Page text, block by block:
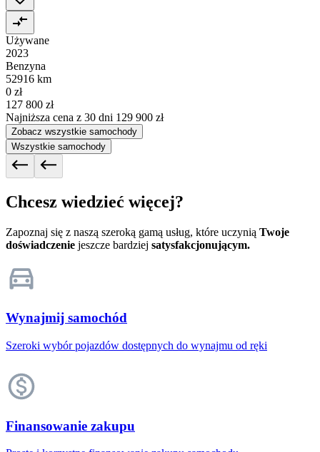
Używane
2023
Benzyna
52916 km
0 zł
127 800 zł
Najniższa cena z 30 dni 129 900 zł
Zobacz wszystkie samochody
Wszystkie samochody
Chcesz wiedzieć więcej?
Zapoznaj się z naszą szeroką gamą usług, które uczynią Twoje
doświadczenie jeszcze bardziej satysfakcjonującym.
Wynajmij samochód
Szeroki wybór pojazdów dostępnych do wynajmu od ręki
Finansowanie zakupu